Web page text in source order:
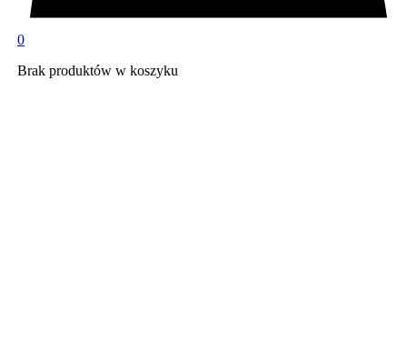
0
Brak produktów w koszyku